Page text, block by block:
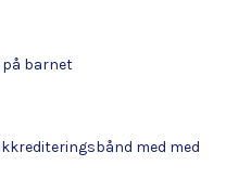
på barnet
med med